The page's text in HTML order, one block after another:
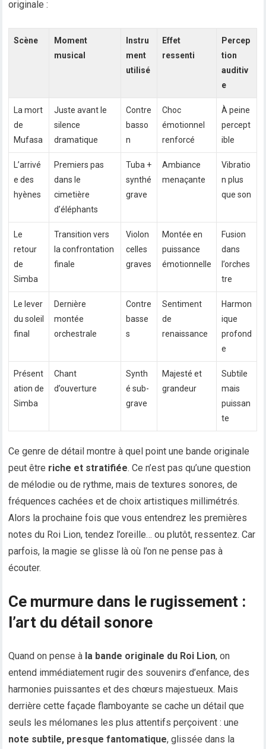
originale :
Scène
Moment
musical
Instru
ment
utilisé
Effet
ressenti
Percep
tion
auditiv
e
La mort
de
Mufasa
Juste avant le
silence
dramatique
Contre
basso
n
Choc
émotionnel
renforcé
À peine
percept
ible
L’arrivé
e des
hyènes
Premiers pas
dans le
cimetière
d’éléphants
Tuba +
synthé
grave
Ambiance
menaçante
Vibratio
n plus
que son
Le
retour
de
Simba
Transition vers
la confrontation
finale
Violon
celles
graves
Montée en
puissance
émotionnelle
Fusion
dans
l’orches
tre
Le lever
du soleil
final
Dernière
montée
orchestrale
Contre
basse
s
Sentiment
de
renaissance
Harmon
ique
profond
e
Présent
ation de
Simba
Chant
d’ouverture
Synth
é sub-
grave
Majesté et
grandeur
Subtile
mais
puissan
te
Ce genre de détail montre à quel point une bande originale
peut être riche et stratifiée. Ce n’est pas qu’une question
de mélodie ou de rythme, mais de textures sonores, de
fréquences cachées et de choix artistiques millimétrés.
Alors la prochaine fois que vous entendrez les premières
notes du Roi Lion, tendez l’oreille… ou plutôt, ressentez. Car
parfois, la magie se glisse là où l’on ne pense pas à
écouter.
Ce murmure dans le rugissement :
l’art du détail sonore
Quand on pense à la bande originale du Roi Lion, on
entend immédiatement rugir des souvenirs d’enfance, des
harmonies puissantes et des chœurs majestueux. Mais
derrière cette façade flamboyante se cache un détail que
seuls les mélomanes les plus attentifs perçoivent : une
note subtile, presque fantomatique, glissée dans la